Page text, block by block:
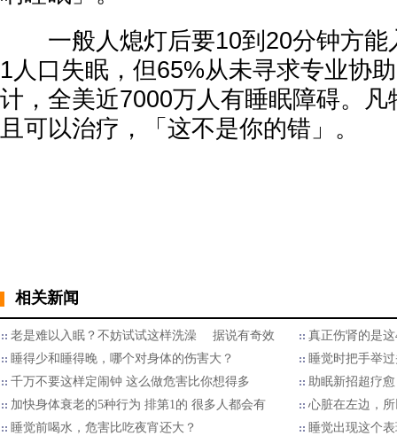
一般人熄灯后要10到20分钟方能
1人口失眠，但65%从未寻求专业协
计，全美近7000万人有睡眠障碍。
且可以治疗，「这不是你的错」。
相关新闻
老是难以入眠？不妨试试这样洗澡 据说有奇效
真正伤肾的是
睡得少和睡得晚，哪个对身体的伤害大？
睡觉时把手举
千万不要这样定闹钟 这么做危害比你想得多
助眠新招超疗
加快身体衰老的5种行为 排第1的 很多人都会有
心脏在左边，
睡觉前喝水，危害比吃夜宵还大？
睡觉出现这个